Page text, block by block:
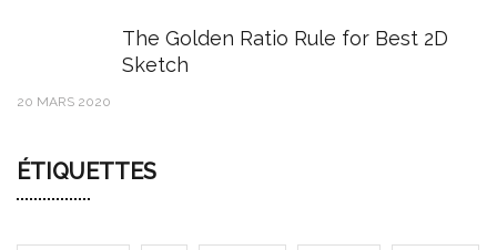
The Golden Ratio Rule for Best 2D
Sketch
20 MARS 2020
ÉTIQUETTES